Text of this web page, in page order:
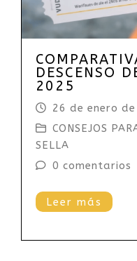
DESCENSO
2025
26 de enero
CONSEJOS
SELLA
0 comentarios
Leer más